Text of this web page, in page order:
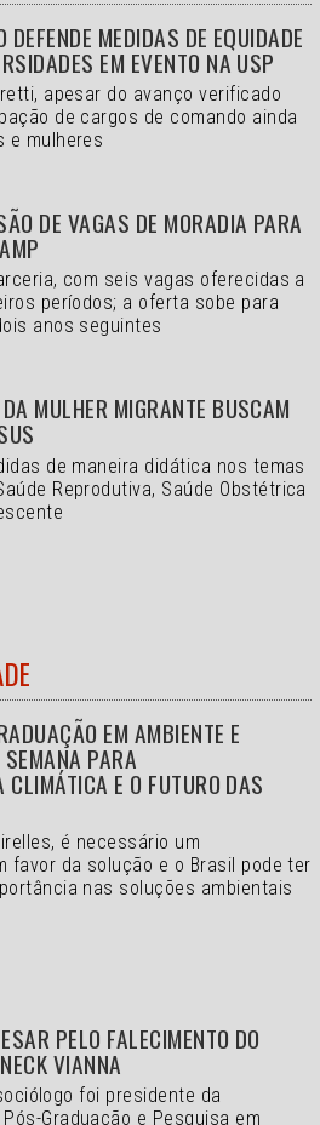
DEFENDE MEDIDAS DE EQUIDADE
EM EVENTO NA USP
apesar do avanço verificado
de cargos de comando ainda
e mulheres
DE VAGAS DE MORADIA PARA
com seis vagas oferecidas a
períodos; a oferta sobe para
anos seguintes
MULHER MIGRANTE BUSCAM
de maneira didática nos temas
Reprodutiva, Saúde Obstétrica
EM AMBIENTE E
PARA
CLIMÁTICA E O FUTURO DAS
é necessário um
favor da solução e o Brasil pode ter
nas soluções ambientais
PELO FALECIMENTO DO
VIANNA
foi presidente da
Graduação e Pesquisa em